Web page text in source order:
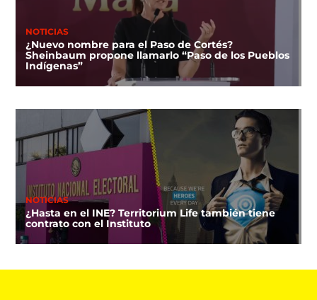
NOTICIAS
¿Nuevo nombre para el Paso de Cortés?
Sheinbaum propone llamarlo “Paso de los Pueblos
Indígenas”
NOTICIAS
¿Hasta en el INE? Territorium Life también tiene
contrato con el Instituto